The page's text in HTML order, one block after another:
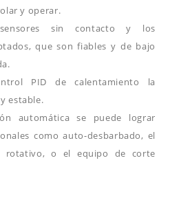
y operar.
sensores sin contacto y los
que son fiables y de bajo
PID de calentamiento la
estable.
automática se puede lograr
como auto-desbarbado, el
rotativo, o el equipo de corte